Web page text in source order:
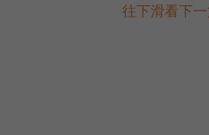
往下滑看下